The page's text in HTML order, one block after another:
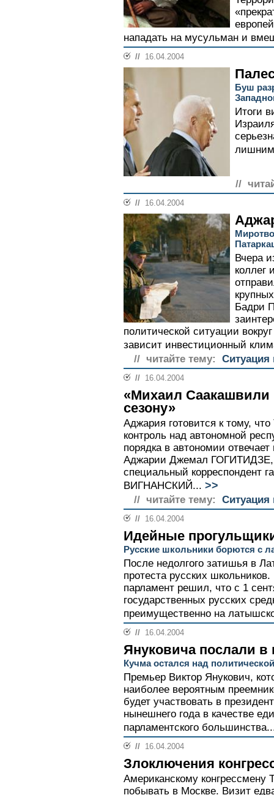
нападать на мусульман и
// 16.04.2004
Буш
Итоги
лишним
//
// 16.04.2004
Вчера
коллег
Бадри
политической ситуации
зависит инвестиционный
// читайте тему:
Ситуация
// 16.04.2004
«Михаил Саакашвили
сезону»
Аджария готовится к тому,
контроль над автономной
порядка в автономии
Аджарии Джемал ГОГИТИДЗЕ,
специальный корреспондент
ВИГНАНСКИЙ... >>
// читайте тему: Ситуация
// 16.04.2004
Идейные
Русские школьники борются с
После недолгого затишья в
протеста русских
парламент решил, что с 1
государственных русских
преимущественно на
// 16.04.2004
Януковича послали в
Кучма остался над
Премьер Виктор Янукович,
наиболее вероятным
будет участвовать в
нынешнего года в качестве
парламентского
// 16.04.2004
Злоключения
Американскому конгрессмену
побывать в Москве. Визит